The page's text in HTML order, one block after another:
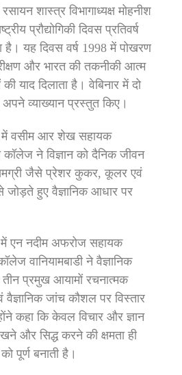
शास्त्र विभागाध्यक्ष मोहनीश
प्रौद्योगिकी दिवस प्रतिवर्ष
है। यह दिवस वर्ष 1998 में पोखरण
और भारत की तकनीकी आत्म
की याद दिलाता है। वेबिनार में दो
अपने व्याख्यान प्रस्तुत किए।
में वसीम आर शेख सहायक
ने विज्ञान को दैनिक जीवन
जैसे प्रेशर कुकर, कूलर एवं
जोड़ते हुए वैज्ञानिक आधार पर
में एन नदीम अफरोज सहायक
वानियामबाडी ने वैज्ञानिक
प्रमुख आयामों रचनात्मक
वैज्ञानिक जांच कौशल पर विस्तार
कहा कि केवल विचार और ज्ञान
और सिद्ध करने की क्षमता ही
पूर्ण बनाती है।